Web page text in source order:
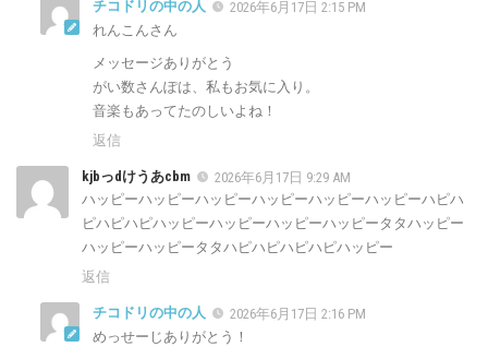
チコドリの中の人
2026年6月17日 2:15 PM
れんこんさん
メッセージありがとう
がい数さんぽは、私もお気に入り。
音楽もあってたのしいよね！
返信
kjbっdけうあcbm
2026年6月17日 9:29 AM
ハッピーハッピーハッピーハッピーハッピーハッピーハピハ
ピハピハピハッピーハッピーハッピーハッピータタハッピー
ハッピーハッピータタハピハピハピハピハッピー
返信
チコドリの中の人
2026年6月17日 2:16 PM
めっせーじありがとう！